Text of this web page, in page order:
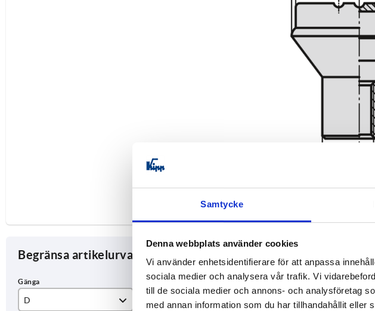
Samtycke
Denna webbplats använder cookies
Vi använder enhetsidentifierare för att anpassa
sociala medier och analysera vår trafik. Vi
till de sociala medier och annons- och analysföretag
med annan information som du har tillhandahållit eller
Begränsa artikelurval
D